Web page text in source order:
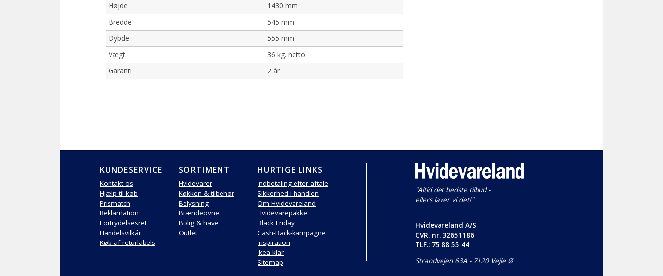
Højde
1430 mm
Bredde
545 mm
Dybde
555 mm
Vægt
36 kg. netto
Garanti
2 år
KUNDESERVICE
Kontakt os
Hjælp til køb
Prismatch
Reklamation
Fortrydelsesret
Handelsvilkår
Køb af returlabels
SORTIMENT
Hvidevarer
Køkken & tilbehør
Belysning
Brændeovne
Bolig & have
Outlet
HURTIGE LINKS
Indbetaling efter aftale
Sikkerhed i handlen
Om Hvidevareland
Hvidevarepakke
Black Friday
Cash-Back-kampagne
Inspiration
Ikea klar
Sitemap
"Altid det bedste tilbud -
ellers laver vi det!"
Hvidevareland A/S
CVR. nr. 32651186
TLF.: 75 88 55 44
Strandvejen 63A - 7120 Vejle Ø